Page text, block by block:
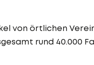
von örtlichen
rund 40.000